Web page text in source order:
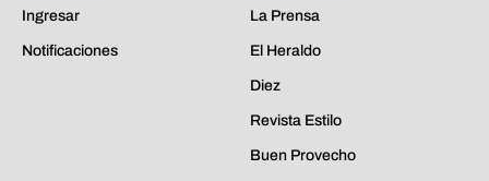
Ingresar
Notificaciones
La Prensa
El Heraldo
Diez
Revista Estilo
Buen Provecho